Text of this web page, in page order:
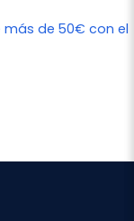
más de 50€ con el